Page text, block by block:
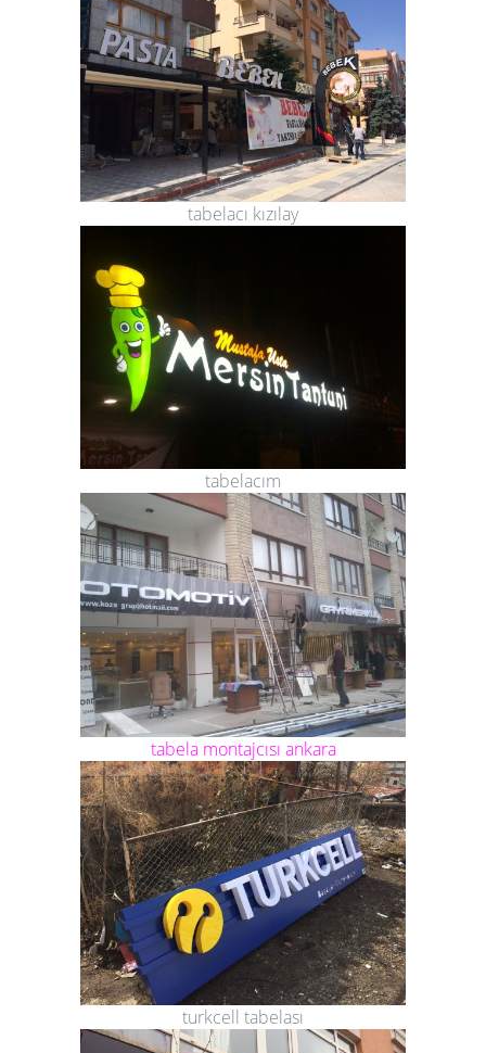
tabelacı kızılay
tabelacım
tabela montajcısı ankara
turkcell tabelası